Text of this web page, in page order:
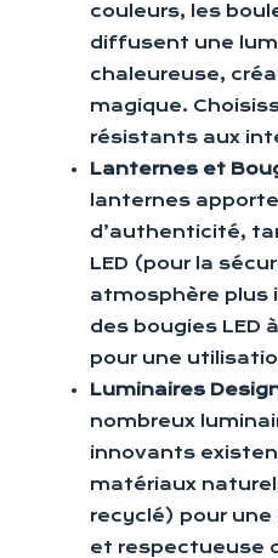
couleurs, les
diffusent une
chaleureuse,
magique.
résistants aux
Lanternes et
lanternes
d’authenticité,
LED (pour la
atmosphère plus
des bougies LED
pour une
Luminaires
nombreux
innovants
matériaux
recyclé) pour
et respectueuse